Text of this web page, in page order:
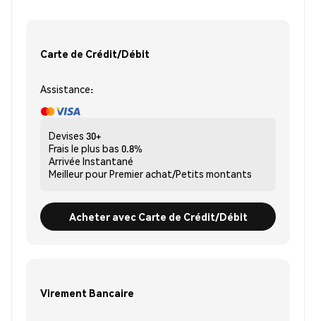
Carte de Crédit/Débit
Assistance:
Devises 30+
Frais le plus bas 0.8%
Arrivée Instantané
Meilleur pourPremier achat/Petits montants
Acheter avec Carte de Crédit/Débit
Virement Bancaire